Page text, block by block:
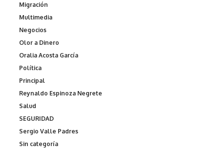
Migración
Multimedia
Negocios
Olor a Dinero
Oralia Acosta García
Política
Principal
Reynaldo Espinoza Negrete
Salud
SEGURIDAD
Sergio Valle Padres
Sin categoría